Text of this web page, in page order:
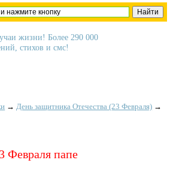
→ День защитника Отечества (23 Февраля) →
Февраля папе